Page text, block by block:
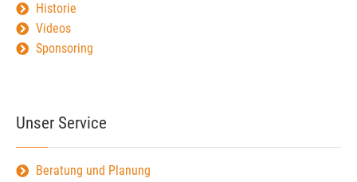
Historie
Videos
Sponsoring
Unser Service
Beratung und Planung